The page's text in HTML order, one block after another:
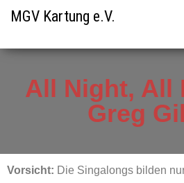
MGV Kartung e.V.
All Night, All
Greg
Vorsicht: Die Singalongs bilden